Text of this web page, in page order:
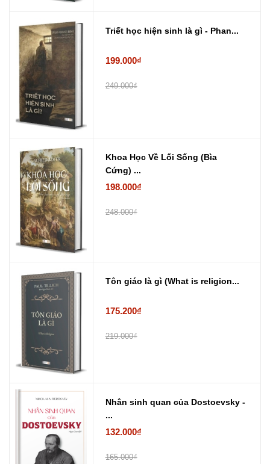
Triết học hiện sinh là gì - Phan...
199.000₫
249.000₫
Khoa Học Về Lối Sống (Bìa
Cứng) ...
198.000₫
248.000₫
Tôn giáo là gì (What is religion...
175.200₫
219.000₫
Nhân sinh quan của Dostoevsky -
...
132.000₫
165.000₫